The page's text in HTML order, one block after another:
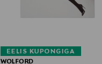
EELIS KUPONGIGA
WOLFORD